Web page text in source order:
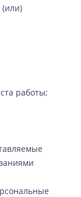
работы;